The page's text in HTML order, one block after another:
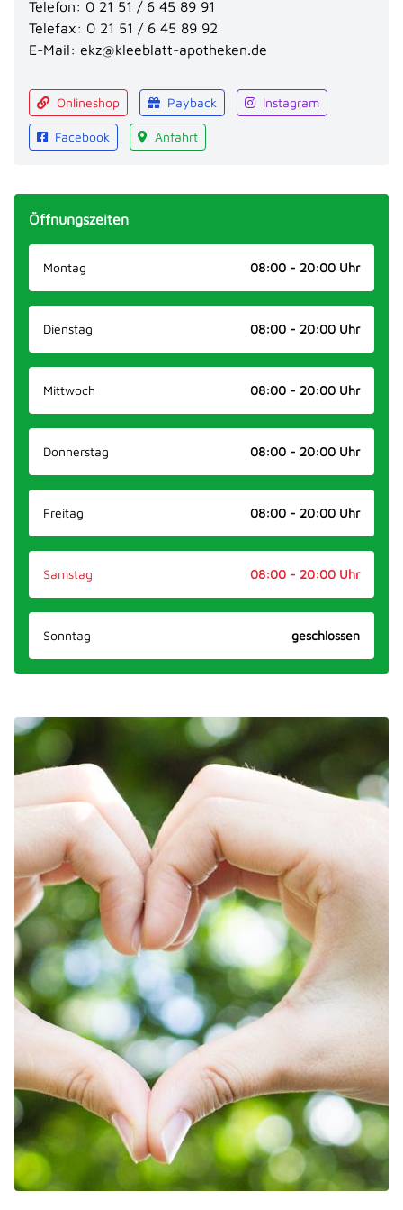
Telefon: 0 21 51 / 6 45 89 91
Telefax: 0 21 51 / 6 45 89 92
E-Mail: ekz@kleeblatt-apotheken.de
Onlineshop Payback Instagram
Facebook Anfahrt
Öffnungszeiten
Montag 08:00 - 20:00 Uhr
Dienstag 08:00 - 20:00 Uhr
Mittwoch 08:00 - 20:00 Uhr
Donnerstag 08:00 - 20:00 Uhr
Freitag 08:00 - 20:00 Uhr
Samstag 08:00 - 20:00 Uhr
Sonntag geschlossen